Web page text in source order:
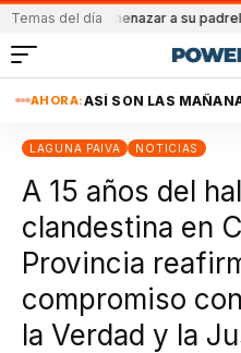
Temas del día
por amenazar a su padre
AHORA:ASÍ SON LAS
LAGUNA PAIVA NOTICIAS
A 15 años del
clandestina en
Provincia
compromiso
la Verdad y la